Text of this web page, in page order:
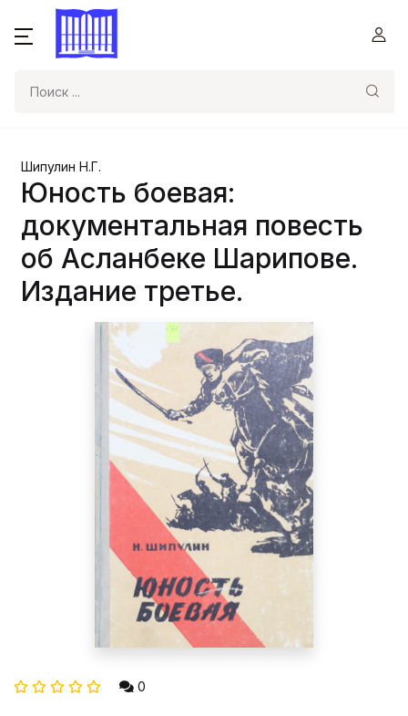
Шипулин Н.Г.
Юность боевая:
документальная повесть
об Асланбеке Шарипове.
Издание третье.
0